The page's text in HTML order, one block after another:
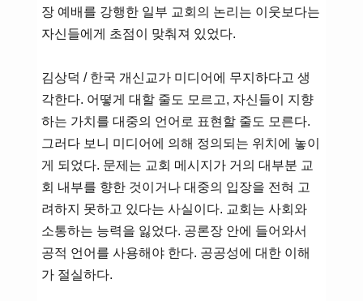
장 예배를 강행한 일부 교회의 논리는 이웃보다는
자신들에게 초점이 맞춰져 있었다.
김상덕 / 한국 개신교가 미디어에 무지하다고 생
각한다. 어떻게 대할 줄도 모르고, 자신들이 지향
하는 가치를 대중의 언어로 표현할 줄도 모른다.
그러다 보니 미디어에 의해 정의되는 위치에 놓이
게 되었다. 문제는 교회 메시지가 거의 대부분 교
회 내부를 향한 것이거나 대중의 입장을 전혀 고
려하지 못하고 있다는 사실이다. 교회는 사회와
소통하는 능력을 잃었다. 공론장 안에 들어와서
공적 언어를 사용해야 한다. 공공성에 대한 이해
가 절실하다.